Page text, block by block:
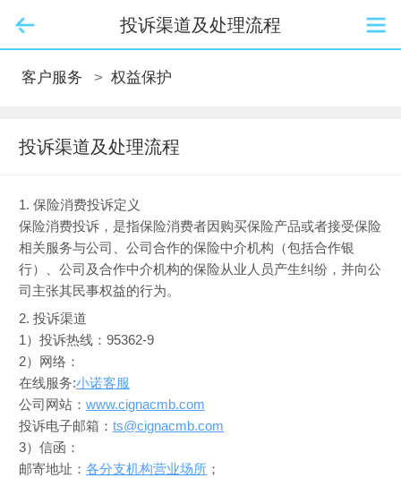
投诉渠道及处理流程
客户服务 > 权益保护
投诉渠道及处理流程
1. 保险消费投诉定义
保险消费投诉，是指保险消费者因购买保险产品或者接受保险
相关服务与公司、公司合作的保险中介机构（包括合作银
行）、公司及合作中介机构的保险从业人员产生纠纷，并向公
司主张其民事权益的行为。
2. 投诉渠道
1）投诉热线：95362-9
2）网络：
在线服务:小诺客服
公司网站： www.cignacmb.com
投诉电子邮箱： ts@cignacmb.com
3）信函：
邮寄地址： 各分支机构营业场所 ；